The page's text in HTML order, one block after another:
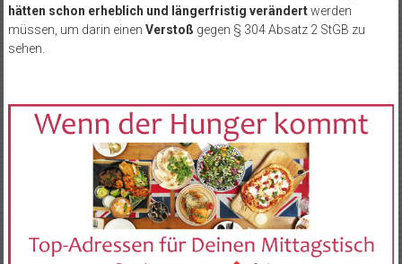
hätten schon erheblich und längerfristig verändertwerden
müssen, um darin einen Verstoß gegen § 304 Absatz 2 StGB zu
sehen.